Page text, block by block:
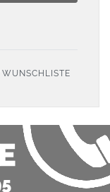
WUNSCHLISTE